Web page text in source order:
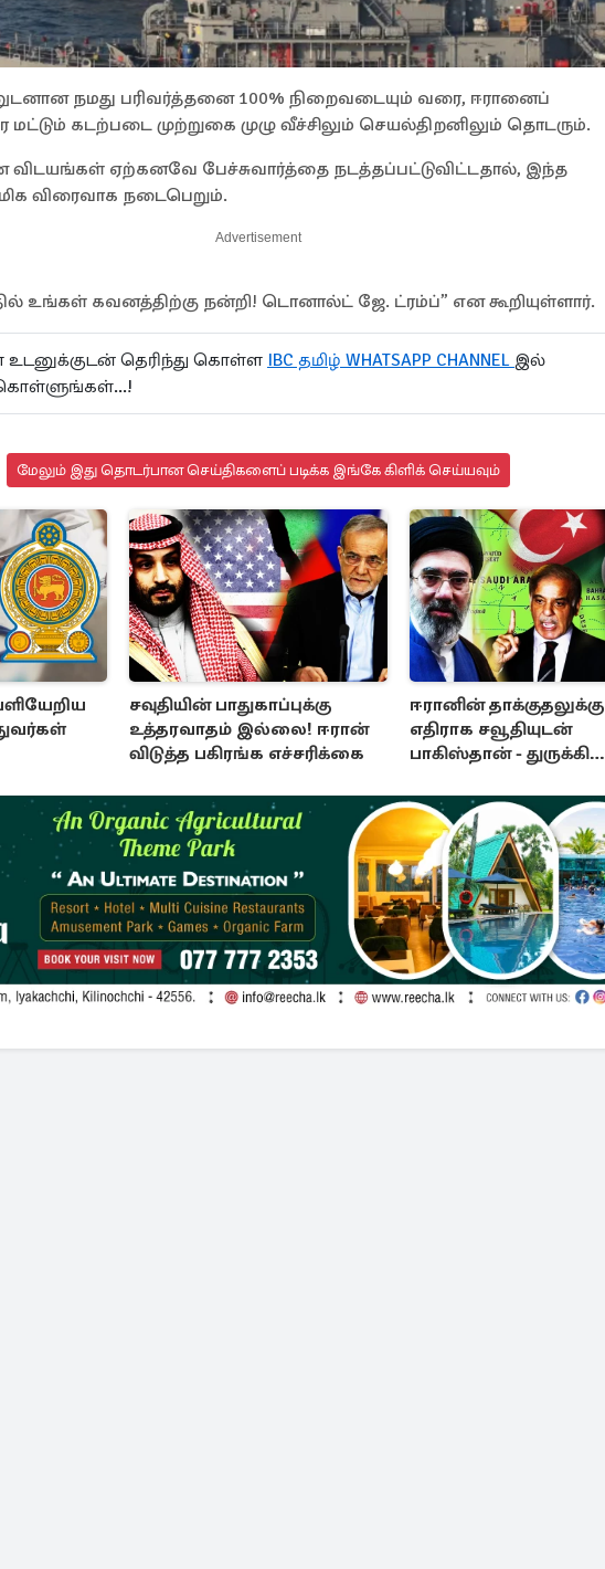
நமது பரிவர்த்தனை 100% நிறைவடையும் வரை, ஈரானைப்
கடற்படை முற்றுகை முழு வீச்சிலும் செயல்திறனிலும் தொடரும்.
விடயங்கள் ஏற்கனவே பேச்சுவார்த்தை நடத்தப்பட்டுவிட்டதால், இந்த
விரைவாக நடைபெறும்.
Advertisement
உங்கள் கவனத்திற்கு நன்றி! டொனால்ட் ஜே. ட்ரம்ப்” என கூறியுள்ளார்.
தெரிந்து கொள்ள IBC தமிழ் WHATSAPP CHANNEL இல்
மேலும் இது தொடர்பான செய்திகளைப் படிக்க இங்கே கிளிக் செய்யவும்
சவுதியின் பாதுகாப்புக்கு
உத்தரவாதம் இல்லை! ஈரான்
விடுத்த பகிரங்க எச்சரிக்கை
ஈரானின் தாக்குதலுக்கு
எதிராக சவூதியுடன்
பாகிஸ்தான் - துருக்கி